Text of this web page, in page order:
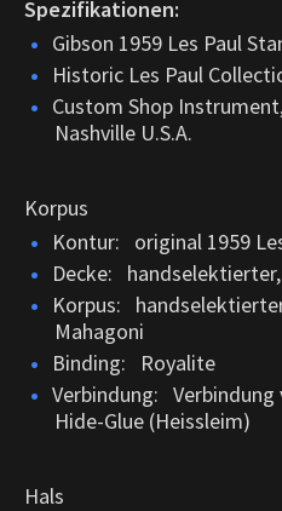
Spezifikationen:
Gibson 1959 Les Paul
Historic Les Paul
Custom Shop
Nashville U.S.A.
Korpus
Kontur: original 1959
Decke:
Korpus:
Mahagoni
Binding: Royalite
Verbindung: Verbindung
Hide-Glue (Heissleim)
Hals